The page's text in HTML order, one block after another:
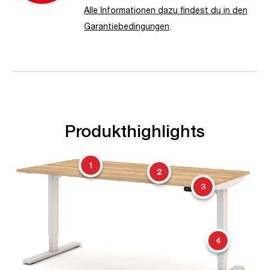
Alle Informationen dazu findest du in den
Garantiebedingungen.
Produkthighlights
1
2
3
4